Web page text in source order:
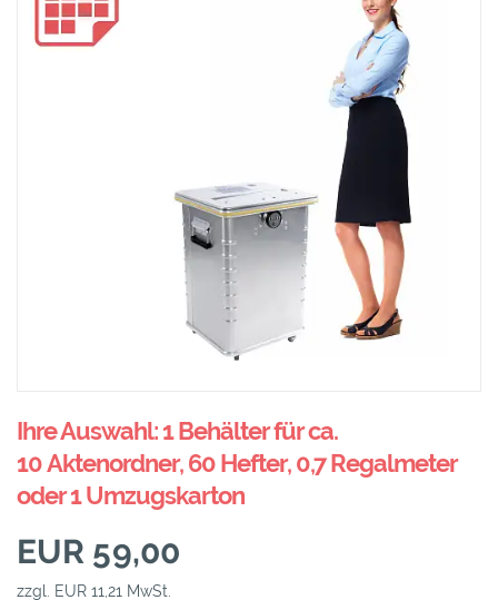
Ihre Auswahl: 1 Behälter für ca.
10 Aktenordner, 60 Hefter, 0,7 Regalmeter
oder 1 Umzugskarton
EUR 59,00
zzgl. EUR 11,21 MwSt.